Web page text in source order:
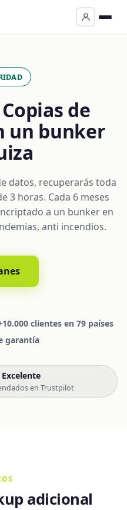
de
un bunker
datos, recuperarás toda
3 horas. Cada 6 meses
a un bunker en
anti incendios.
clientes en 79 países
garantía
Excelente·
en Trustpilot
adicional